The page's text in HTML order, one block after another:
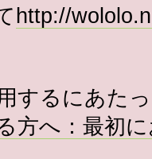
http://
するにあた
方へ：最初